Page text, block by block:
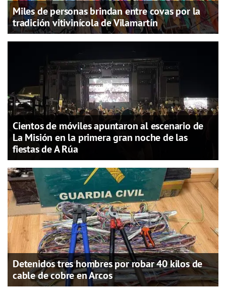
Miles de personas brindan entre covas por la
tradición vitivinícola de Vilamartín
Cientos de móviles apuntaron al escenario de
La Misión en la primera gran noche de las
fiestas de A Rúa
Detenidos tres hombres por robar 40 kilos de
cable de cobre en Arcos